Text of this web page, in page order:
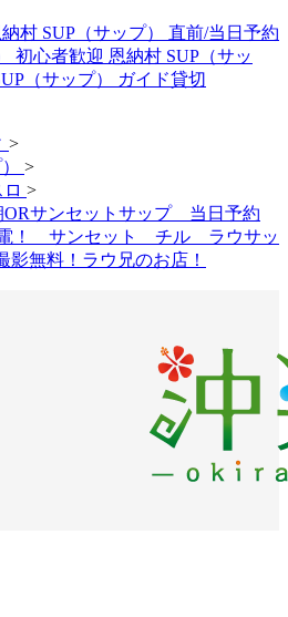
村 SUP（サップ） 直前/当日予約
初心者歓迎 恩納村 SUP（サッ
（サップ） ガイド貸切
>
>
>
サンセットサップ 当日予約
電！ サンセット チル ラウサッ
影無料！ラウ兄のお店！